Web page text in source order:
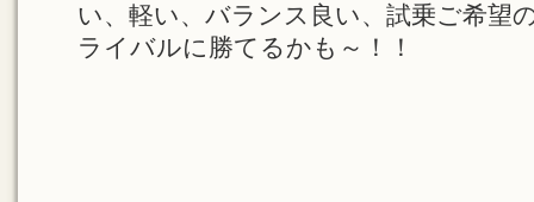
い、軽い、バランス良い、試乗ご希望
ライバルに勝てるかも～！！